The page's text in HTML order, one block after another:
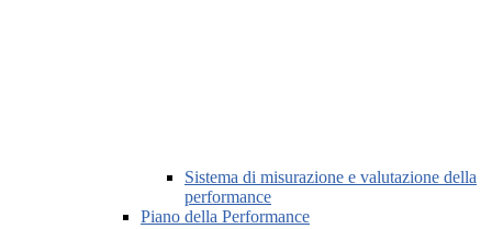
Sistema di misurazione e valutazione della
performance
Piano della Performance